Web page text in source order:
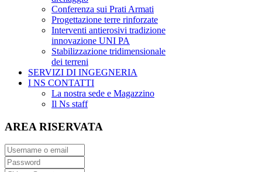
Conferenza sui Prati Armati
Progettazione terre rinforzate
Interventi antierosivi tradizione
innovazione UNI PA
Stabilizzazione tridimensionale
dei terreni
SERVIZI DI INGEGNERIA
I NS CONTATTI
La nostra sede e Magazzino
Il Ns staff
AREA RISERVATA